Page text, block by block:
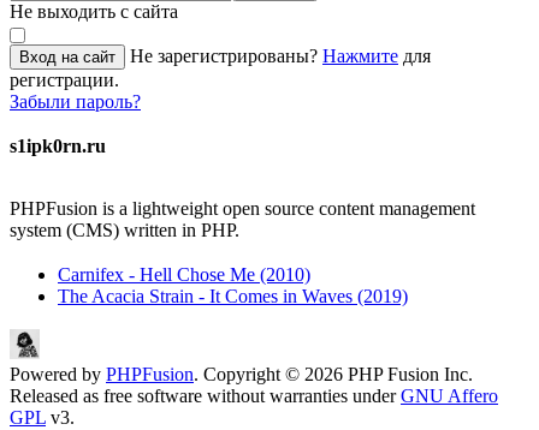
Не выходить с сайта
Вход на сайт Не зарегистрированы? Нажмите для
регистрации.
Забыли пароль?
s1ipk0rn.ru
PHPFusion is a lightweight open source content management
system (CMS) written in PHP.
Carnifex - Hell Chose Me (2010)
The Acacia Strain - It Comes in Waves (2019)
Powered by PHPFusion. Copyright © 2026 PHP Fusion Inc.
Released as free software without warranties underGNU Affero
GPL v3.